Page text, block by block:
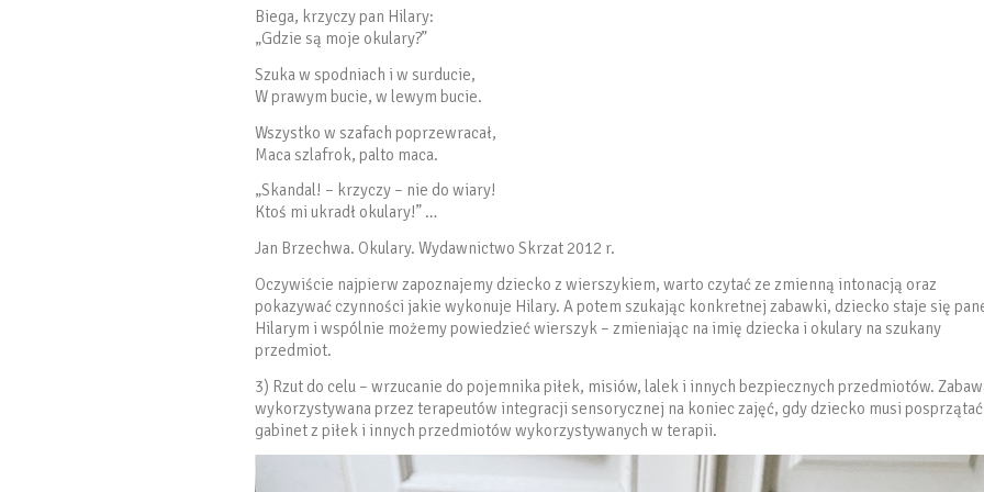
Biega, krzyczy pan Hilary:
„Gdzie są moje okulary?”
Szuka w spodniach i w surducie,
W prawym bucie, w lewym bucie.
Wszystko w szafach poprzewracał,
Maca szlafrok, palto maca.
„Skandal! – krzyczy – nie do wiary!
Ktoś mi ukradł okulary!” …
Jan Brzechwa. Okulary. Wydawnictwo Skrzat 2012 r.
Oczywiście najpierw zapoznajemy dziecko z wierszykiem, warto czytać ze zmienną intonacją oraz
pokazywać czynności jakie wykonuje Hilary. A potem szukając konkretnej zabawki, dziecko staje się
Hilarym i wspólnie możemy powiedzieć wierszyk – zmieniając na imię dziecka i okulary na szukany
przedmiot.
3) Rzut do celu – wrzucanie do pojemnika piłek, misiów, lalek i innych bezpiecznych przedmiotów.
wykorzystywana przez terapeutów integracji sensorycznej na koniec zajęć, gdy dziecko musi posprzątać
gabinet z piłek i innych przedmiotów wykorzystywanych w terapii.